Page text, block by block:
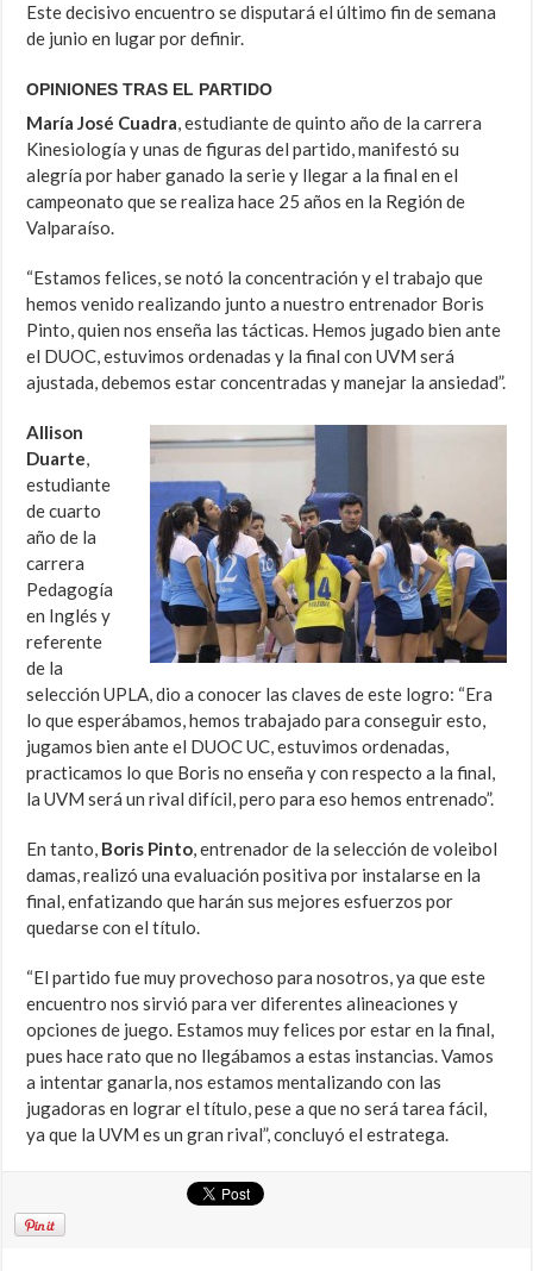
Este decisivo encuentro se disputará el último fin de semana
de junio en lugar por definir.
OPINIONES TRAS EL PARTIDO
María José Cuadra, estudiante de quinto año de la carrera
Kinesiología y unas de figuras del partido, manifestó su
alegría por haber ganado la serie y llegar a la final en el
campeonato que se realiza hace 25 años en la Región de
Valparaíso.
“Estamos felices, se notó la concentración y el trabajo que
hemos venido realizando junto a nuestro entrenador Boris
Pinto, quien nos enseña las tácticas. Hemos jugado bien ante
el DUOC, estuvimos ordenadas y la final con UVM será
ajustada, debemos estar concentradas y manejar la ansiedad”.
Allison
Duarte,
estudiante
de cuarto
año de la
carrera
Pedagogía
en Inglés y
referente
de la
selección UPLA, dio a conocer las claves de este logro: “Era
lo que esperábamos, hemos trabajado para conseguir esto,
jugamos bien ante el DUOC UC, estuvimos ordenadas,
practicamos lo que Boris no enseña y con respecto a la final,
la UVM será un rival difícil, pero para eso hemos entrenado”.
En tanto, Boris Pinto, entrenador de la selección de voleibol
damas, realizó una evaluación positiva por instalarse en la
final, enfatizando que harán sus mejores esfuerzos por
quedarse con el título.
“El partido fue muy provechoso para nosotros, ya que este
encuentro nos sirvió para ver diferentes alineaciones y
opciones de juego. Estamos muy felices por estar en la final,
pues hace rato que no llegábamos a estas instancias. Vamos
a intentar ganarla, nos estamos mentalizando con las
jugadoras en lograr el título, pese a que no será tarea fácil,
ya que la UVM es un gran rival”, concluyó el estratega.